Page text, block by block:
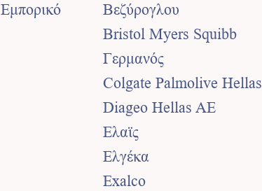
Βεζύρογλου
Bristol Myers Squibb
Γερμανός
Colgate Palmolive Hellas
Diageo Hellas AE
Ελαϊς
Ελγέκα
Exalco